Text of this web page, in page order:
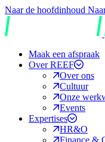
Naar de hoofdinhoud
Maak een afspraak
Over REEF
Over ons
Cultuur
Onze
Events
Expertises
HR&O
Finance &